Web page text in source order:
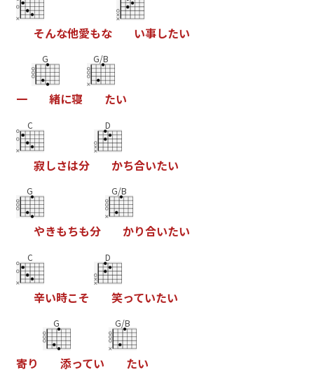
そんな他愛もな い事したい
一
G
緒に寝
G/B
たい
C
寂しさは分
D
かち合いたい
G
やきもちも分
G/B
かり合いたい
C
辛い時こそ
D
笑っていたい
寄り
G
添ってい
G/B
たい